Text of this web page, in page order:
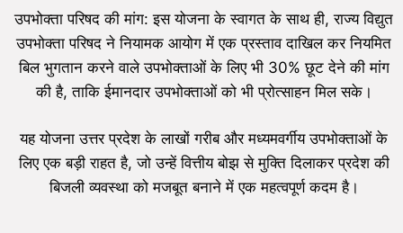
उपभोक्ता परिषद की मांग: इस योजना के स्वागत के साथ ही, राज्य विद्युत
उपभोक्ता परिषद ने नियामक आयोग में एक प्रस्ताव दाखिल कर नियमित
बिल भुगतान करने वाले उपभोक्ताओं के लिए भी 30% छूट देने की मांग
की है, ताकि ईमानदार उपभोक्ताओं को भी प्रोत्साहन मिल सके।
यह योजना उत्तर प्रदेश के लाखों गरीब और मध्यमवर्गीय उपभोक्ताओं के
लिए एक बड़ी राहत है, जो उन्हें वित्तीय बोझ से मुक्ति दिलाकर प्रदेश की
बिजली व्यवस्था को मजबूत बनाने में एक महत्वपूर्ण कदम है।